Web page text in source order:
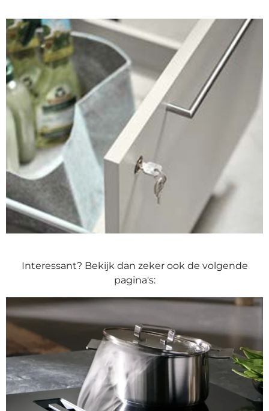
Interessant? Bekijk dan zeker ook de volgende
pagina's: